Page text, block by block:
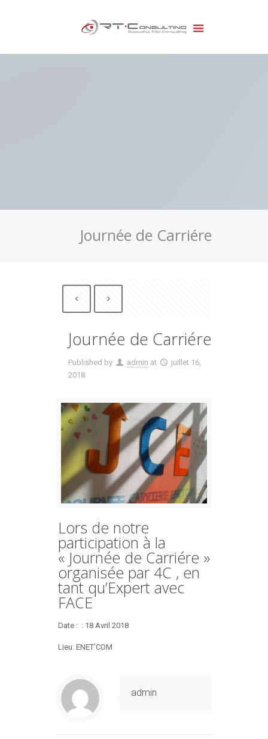
Journée de Carriére
Journée de Carriére
Published by admin at
juillet 16,
2018
Lors de notre
participation à la
« Journée de Carriére »
organisée par 4C , en
tant qu’Expert avec
FACE
Date : : 18 Avril 2018
Lieu: ENET’COM
admin